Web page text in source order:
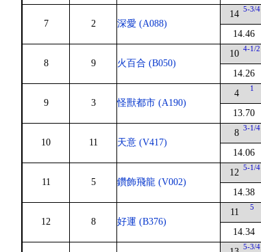
7 2 深愛 (A088)
14 5-3/4
14.46
8 9 火百合 (B050)
10 4-1/2
14.26
9 3 怪獸都市 (A190)
4 1
13.70
10 11 天意 (V417)
8 3-1/4
14.06
11 5 鑽飾飛龍 (V002)
12 5-1/4
14.38
12 8 好運 (B376)
11 5
14.34
5-3/4